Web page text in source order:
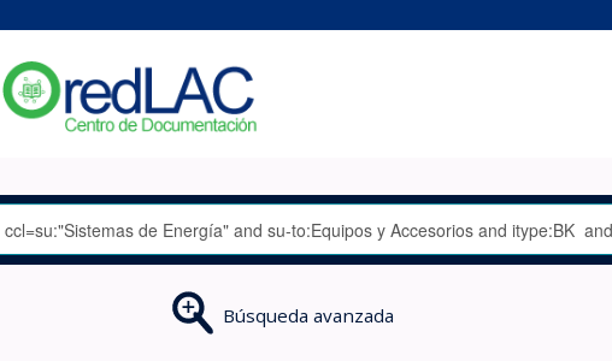
Búsqueda avanzada